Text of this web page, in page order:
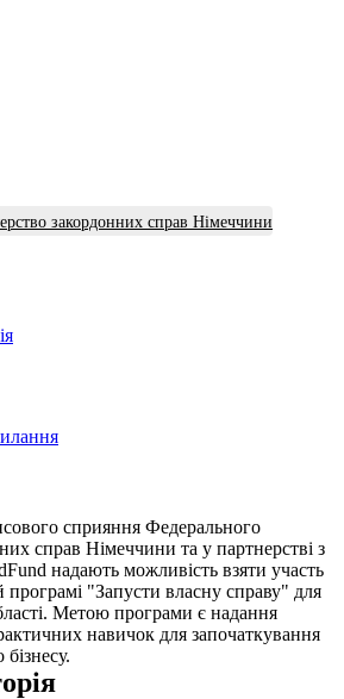
закордонних справ Німеччини
сприяння Федерального
справ Німеччини та у партнерстві з
надають можливість взяти участь
програмі "Запусти власну справу" для
Метою програми є надання
навичок для започаткування